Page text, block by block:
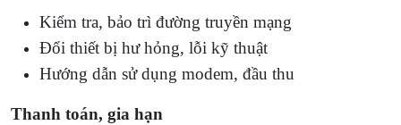
Kiểm tra, bảo trì đường truyền mạng
Đổi thiết bị hư hỏng, lỗi kỹ thuật
Hướng dẫn sử dụng modem, đầu thu
Thanh toán, gia hạn